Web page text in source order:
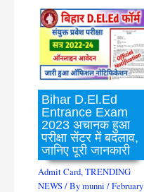
Bihar D.El.Ed
Entrance Exam
2023 अचानक हुआ
परीक्षा सेंटर में बदलाव,
जानिए पूरी जानकारी
Admit Card,TRENDING
NEWS/ Bymunni/February